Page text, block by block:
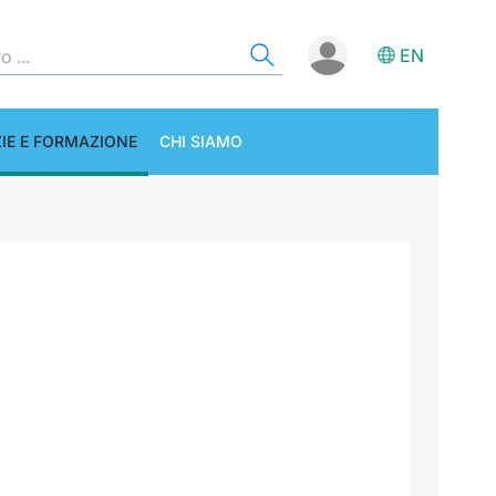
EN
E FORMAZIONE CHI SIAMO